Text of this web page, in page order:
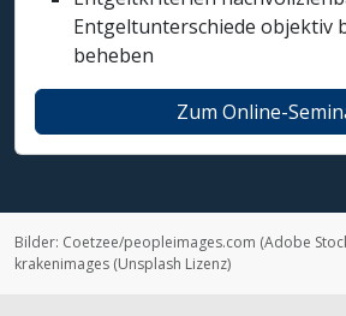
Entgeltunterschiede objektiv
beheben
Zum Online-
Bilder: Coetzee/peopleimages.com (Adobe
krakenimages (Unsplash Lizenz)